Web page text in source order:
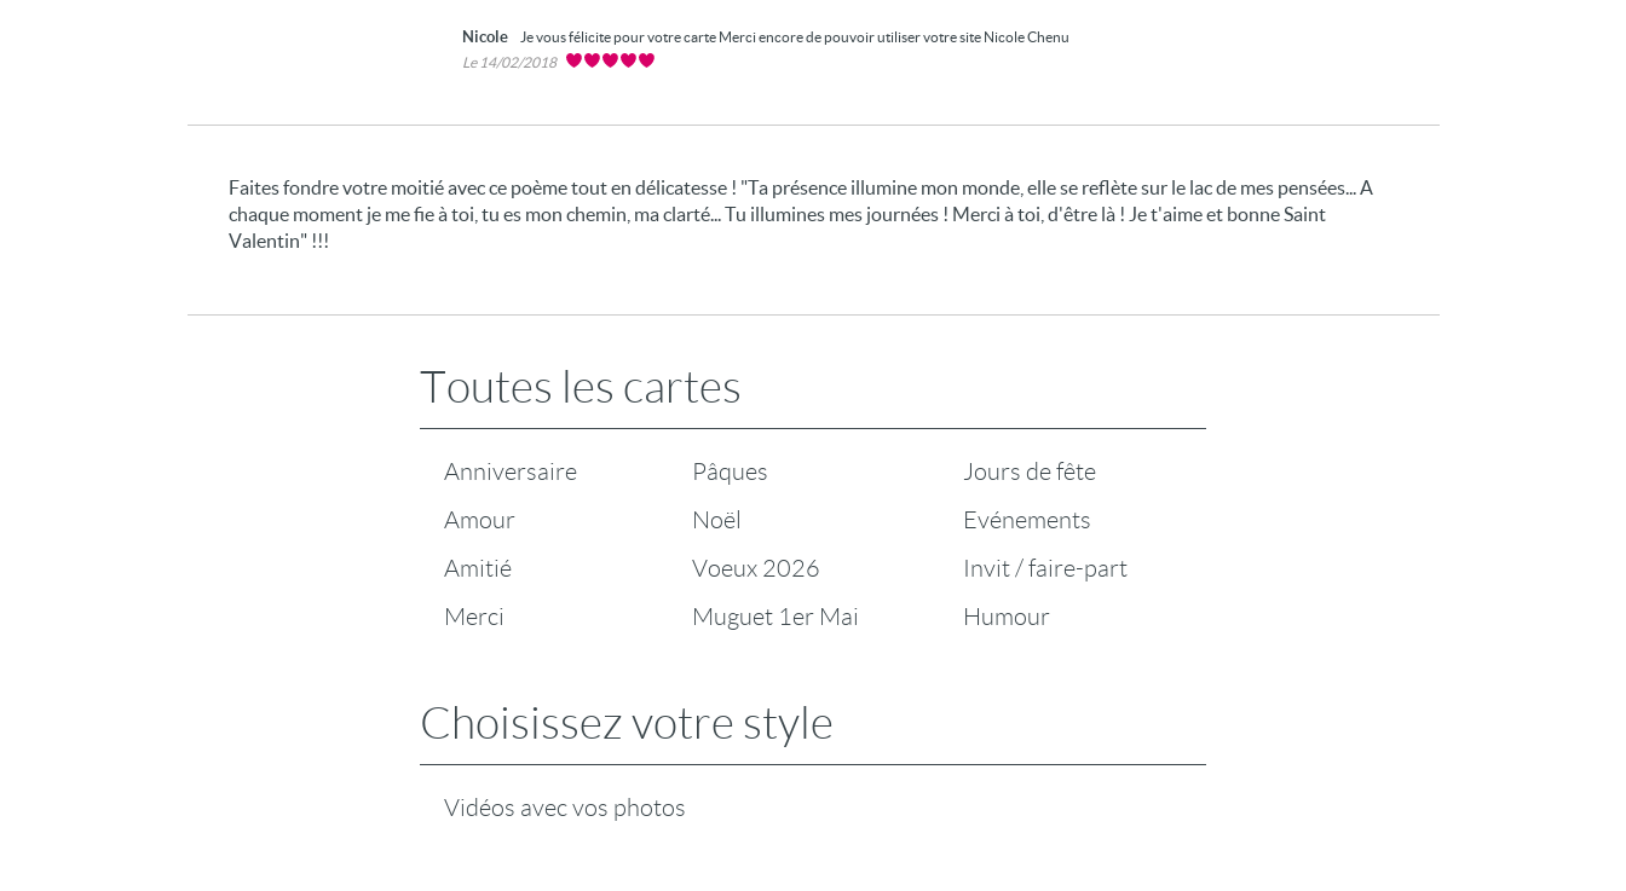
Nicole
Je vous félicite pour votre carte Merci encore de pouvoir utiliser votre site Nicole Chenu
Le 14/02/2018
Faites fondre votre moitié avec ce poème tout en délicatesse ! "Ta présence illumine mon monde, elle se reflète sur le lac de mes pensées... A
chaque moment je me fie à toi, tu es mon chemin, ma clarté... Tu illumines mes journées ! Merci à toi, d'être là ! Je t'aime et bonne Saint
Valentin" !!!
Toutes les cartes
Anniversaire
Amour
Amitié
Merci
Pâques
Noël
Voeux 2026
Muguet 1er Mai
Jours de fête
Evénements
Invit / faire-part
Humour
Choisissez votre style
Vidéos avec vos photos